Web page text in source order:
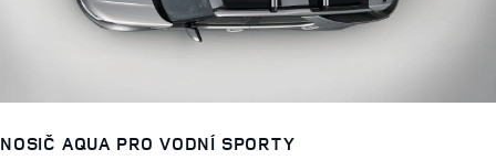
NOSIČ AQUA PRO VODNÍ SPORTY